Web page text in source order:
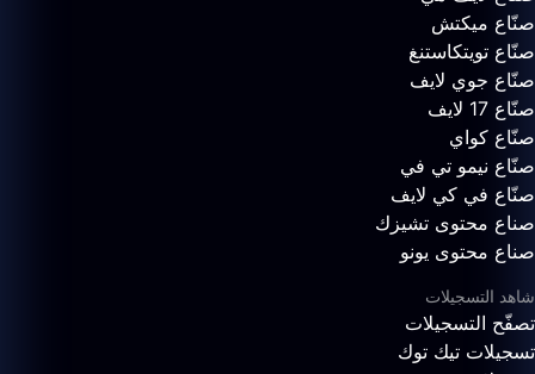
صنّاع ميكتش
صنّاع تويتكاستنغ
صنّاع جوي لايف
صنّاع 17 لايف
صنّاع كواي
صنّاع نيمو تي في
صنّاع في كي لايف
صناع محتوى تشيزك
صناع محتوى يونو
شاهد التسجيلات
تصفّح التسجيلات
تسجيلات تيك توك